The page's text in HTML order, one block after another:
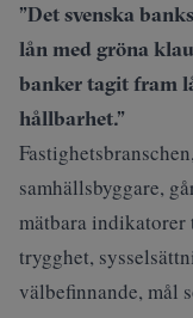
”Det svenska
lån med gröna
banker tagit fram
hållbarhet.”
samhällsbyggare,
mätbara indikatorer
trygghet,
välbefinnande, mål